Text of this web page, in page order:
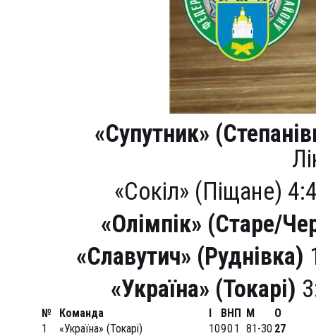
«Супутник»
«Сокіл» (Піщане)
«Олімпік» (Старе/
«Славутич» (Руднівка)
«Україна» (Токарі)
№ Команда І ВНП М
О
1
«Україна» (Токарі) 1090 1 81-30 27